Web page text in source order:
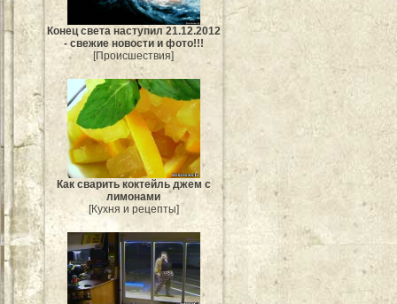
Конец света наступил 21.12.2012
- свежие новости и фото!!!
[Происшествия]
Как сварить коктейль джем с
лимонами
[Кухня и рецепты]